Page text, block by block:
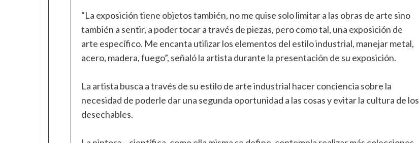
“La exposición tiene objetos también, no me quise solo limitar a las obras de arte sino
también a sentir, a poder tocar a través de piezas, pero como tal, una exposición de
arte específico. Me encanta utilizar los elementos del estilo industrial, manejar metal,
acero, madera, fuego”, señaló la artista durante la presentación de su exposición.
La artista busca a través de su estilo de arte industrial hacer conciencia sobre la
necesidad de poderle dar una segunda oportunidad a las cosas y evitar la cultura de los
desechables.